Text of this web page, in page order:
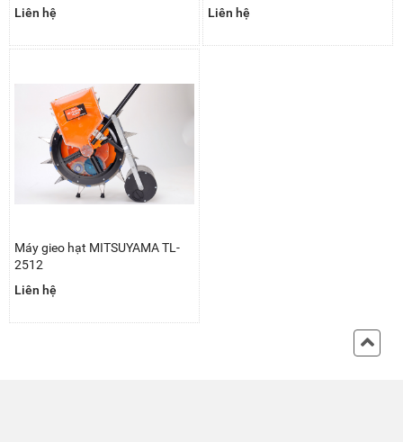
Liên hệ
Liên hệ
Máy gieo hạt MITSUYAMA TL-
2512
Liên hệ